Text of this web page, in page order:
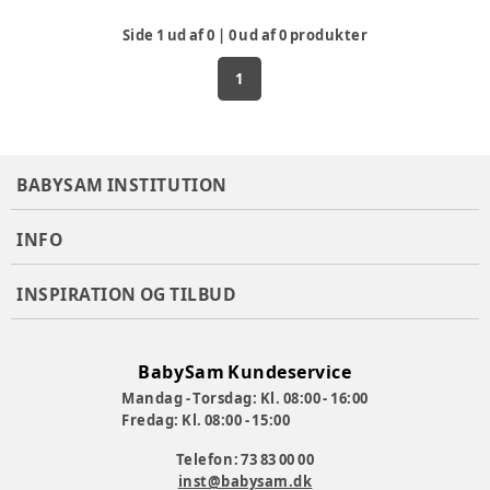
Side 1 ud af0 0ud af0 produkter
1
BABYSAM INSTITUTION
INFO
INSPIRATION OG TILBUD
BabySam Kundeservice
Mandag - Torsdag: Kl. 08:00 - 16:00
Fredag: Kl. 08:00 - 15:00
Telefon: 73 83 00 00
inst@babysam.dk